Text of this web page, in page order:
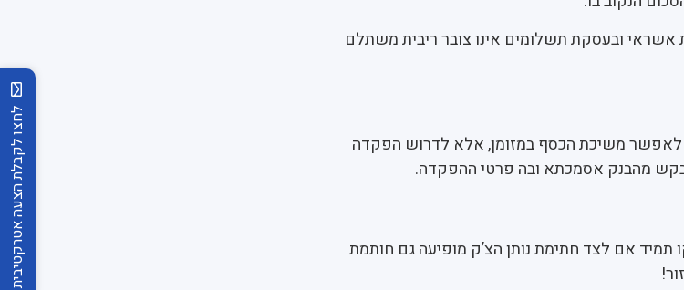
לחצו לקבלת הצעה אטרקטיבית
אשראי ובעסקת תשלומים אינו צובר ריבית משתלם
לאפשר משיכת הכסף במזומן, אלא לדרוש הפקדה
מהבנק אסמכתא ובה פרטי ההפקדה.
אם לצד חתימת נותן הצ’ק מופיעה גם חותמת